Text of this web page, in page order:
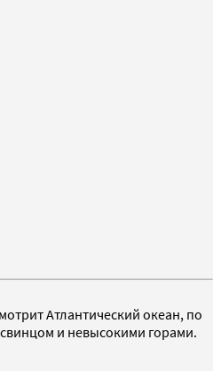
Атлантический океан, по
и невысокими горами.